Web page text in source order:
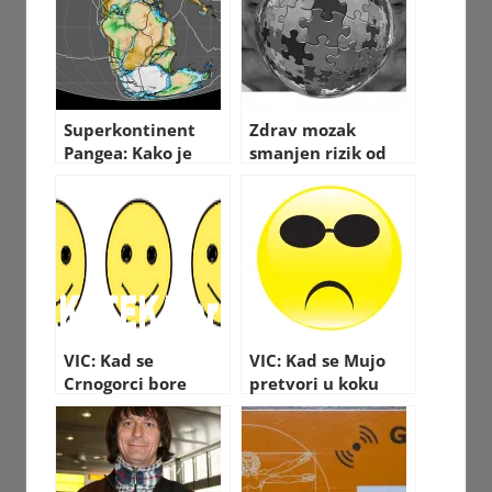
Superkontinent
Pangea: Kako je
nekada
Zdrav mozak
smanjen rizik od
saveta
VIC: Kad se
Crnogorci bore
protiv švaba…
VIC: Kad se Mujo
pretvori u koku